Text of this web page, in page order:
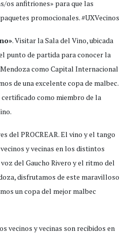
os anfitriones» para que las
promocionales. #UXVecinos
. Visitar la Sala del Vino, ubicada
punto de partida para conocer la
como Capital Internacional
de una excelente copa de malbec.
como miembro de la
del PROCREAR. El vino y el tango
y vecinas en los distintos
del Gaucho Rivero y el ritmo del
disfrutamos de este maravilloso
un copa del mejor malbec
vecinos y vecinas son recibidos en